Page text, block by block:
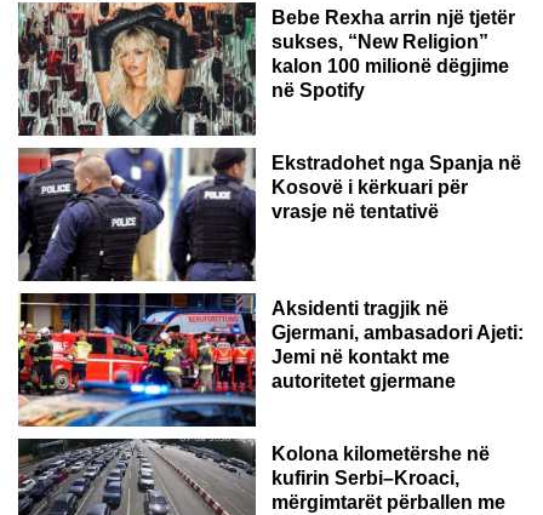
Bebe Rexha arrin një tjetër
sukses, “New Religion”
kalon 100 milionë dëgjime
në Spotify
Ekstradohet nga Spanja në
Kosovë i kërkuari për
vrasje në tentativë
GJERMANI
Aksidenti tragjik në
Gjermani, ambasadori Ajeti:
Jemi në kontakt me
autoritetet gjermane
Kolona kilometërshe në
kufirin Serbi–Kroaci,
mërgimtarët përballen me